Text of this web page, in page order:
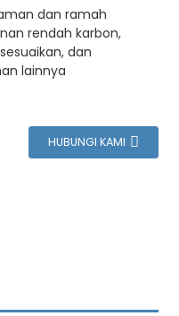
dan ramah
rendah karbon,
dan
lainnya
HUBUNGI KAMI